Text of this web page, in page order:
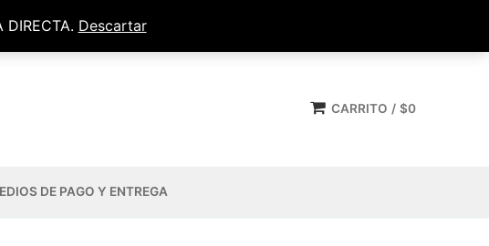
DIRECTA. Descartar
CARRITO / $0
DE PAGO Y ENTREGA